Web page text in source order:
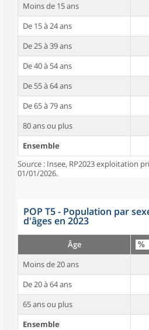
Moins de 15 ans
De 15 à 24 ans
De 25 à 39 ans
De 40 à 54 ans
De 55 à 64 ans
De 65 à 79 ans
80 ans ou plus
Ensemble
Source : Insee, RP2023 exploitation
01/01/2026.
POP T5 - Population par
d'âges en 2023
Âge
Moins de 20 ans
De 20 à 64 ans
65 ans ou plus
Ensemble